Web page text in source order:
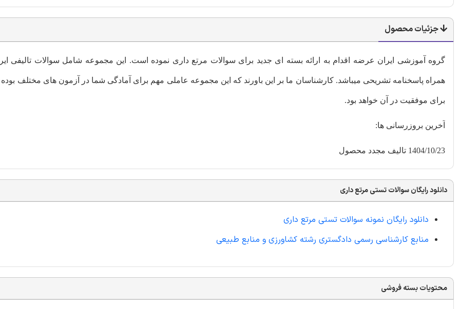
جزئیات محصول
گروه آموزشی ایران عرضه اقدام به ارائه بسته ای جدید برای سوالات مرتع داری نموده است. این مجموعه شامل سوالات تالیفی
همراه پاسخنامه تشریحی میباشد. کارشناسان ما بر این باورند که این مجموعه عاملی مهم برای آمادگی شما در آزمون های مختلف
برای موفقیت در آن خواهد بود.
آخرین بروزرسانی ها:
1404/10/23 تالیف مجدد محصول
دانلود رایگان سوالات تستی مرتع داری
دانلود رایگان نمونه سوالات تستی مرتع داری
منابع کارشناسی رسمی دادگستری رشته کشاورزی و منابع طبیعی
محتویات بسته فروشی